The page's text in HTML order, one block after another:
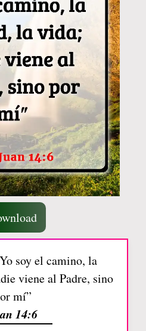
soy el camino, la
viene al Padre, sino
mí”
14:6